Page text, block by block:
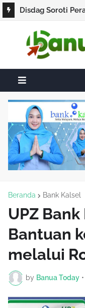
Disdag Soroti
Berjam-jam di
Beranda Bank Kalsel
UPZ
Bantuan
melalui
by Banua Today •